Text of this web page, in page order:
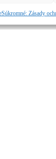
Súkromné: Zásady